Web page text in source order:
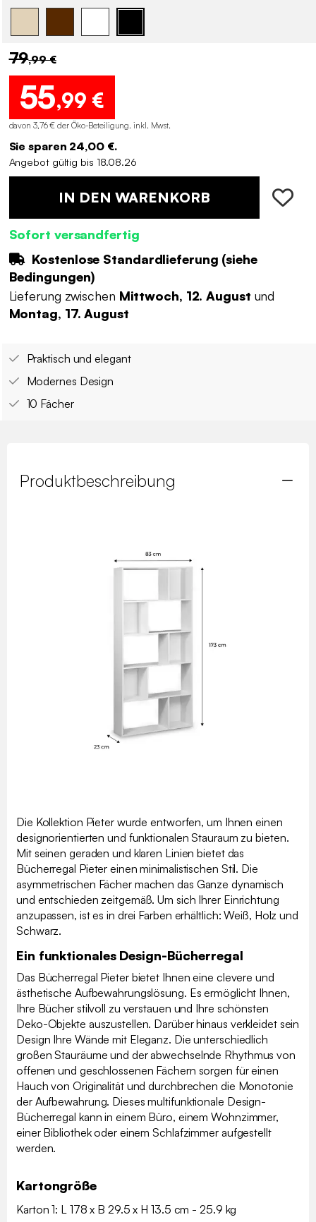
79,99 €
55,99 €
davon 3,76 € der Öko-Beteiligung. inkl. Mwst.
Sie sparen 24,00 €.
Angebot gültig bis 18.08.26
IN DEN WARENKORB
Sofort versandfertig
Kostenlose Standardlieferung (siehe
Bedingungen)
Lieferung zwischen Mittwoch, 12. August und
Montag, 17. August
Praktisch und elegant
Modernes Design
10 Fächer
Produktbeschreibung
Die Kollektion Pieter wurde entworfen, um Ihnen einen
designorientierten und funktionalen Stauraum zu bieten.
Mit seinen geraden und klaren Linien bietet das
Bücherregal Pieter einen minimalistischen Stil. Die
asymmetrischen Fächer machen das Ganze dynamisch
und entschieden zeitgemäß. Um sich Ihrer Einrichtung
anzupassen, ist es in drei Farben erhältlich: Weiß, Holz und
Schwarz.
Ein funktionales Design-Bücherregal
Das Bücherregal Pieter bietet Ihnen eine clevere und
ästhetische Aufbewahrungslösung. Es ermöglicht Ihnen,
Ihre Bücher stilvoll zu verstauen und Ihre schönsten
Deko-Objekte auszustellen. Darüber hinaus verkleidet sein
Design Ihre Wände mit Eleganz. Die unterschiedlich
großen Stauräume und der abwechselnde Rhythmus von
offenen und geschlossenen Fächern sorgen für einen
Hauch von Originalität und durchbrechen die Monotonie
der Aufbewahrung. Dieses multifunktionale Design-
Bücherregal kann in einem Büro, einem Wohnzimmer,
einer Bibliothek oder einem Schlafzimmer aufgestellt
werden.
Kartongröße
Karton 1: L 178 x B 29.5 x H 13.5 cm - 25.9 kg